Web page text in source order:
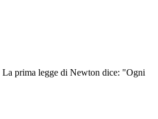
La prima legge di Newton dice: "Ogni